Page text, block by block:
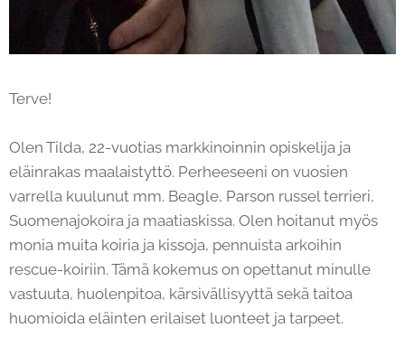
Terve!
Olen Tilda, 22-vuotias markkinoinnin opiskelija ja
eläinrakas maalaistyttö. Perheeseeni on vuosien
varrella kuulunut mm. Beagle, Parson russel terrieri,
Suomenajokoira ja maatiaskissa. Olen hoitanut myös
monia muita koiria ja kissoja, pennuista arkoihin
rescue-koiriin. Tämä kokemus on opettanut minulle
vastuuta, huolenpitoa, kärsivällisyyttä sekä taitoa
huomioida eläinten erilaiset luonteet ja tarpeet.